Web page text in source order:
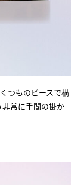
つものピースで構
常に手間の掛か